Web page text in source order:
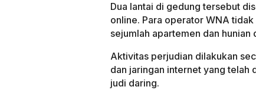
Dua lantai di gedung tersebut
online. Para operator WNA
sejumlah apartemen dan hunian
Aktivitas perjudian dilakukan
dan jaringan internet yang telah
judi daring.